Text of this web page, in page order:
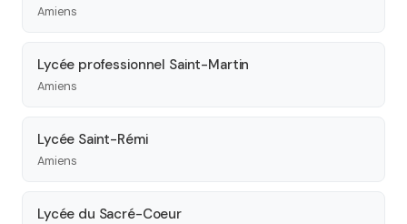
Amiens
Lycée professionnel Saint-Martin
Amiens
Lycée Saint-Rémi
Amiens
Lycée du Sacré-Coeur